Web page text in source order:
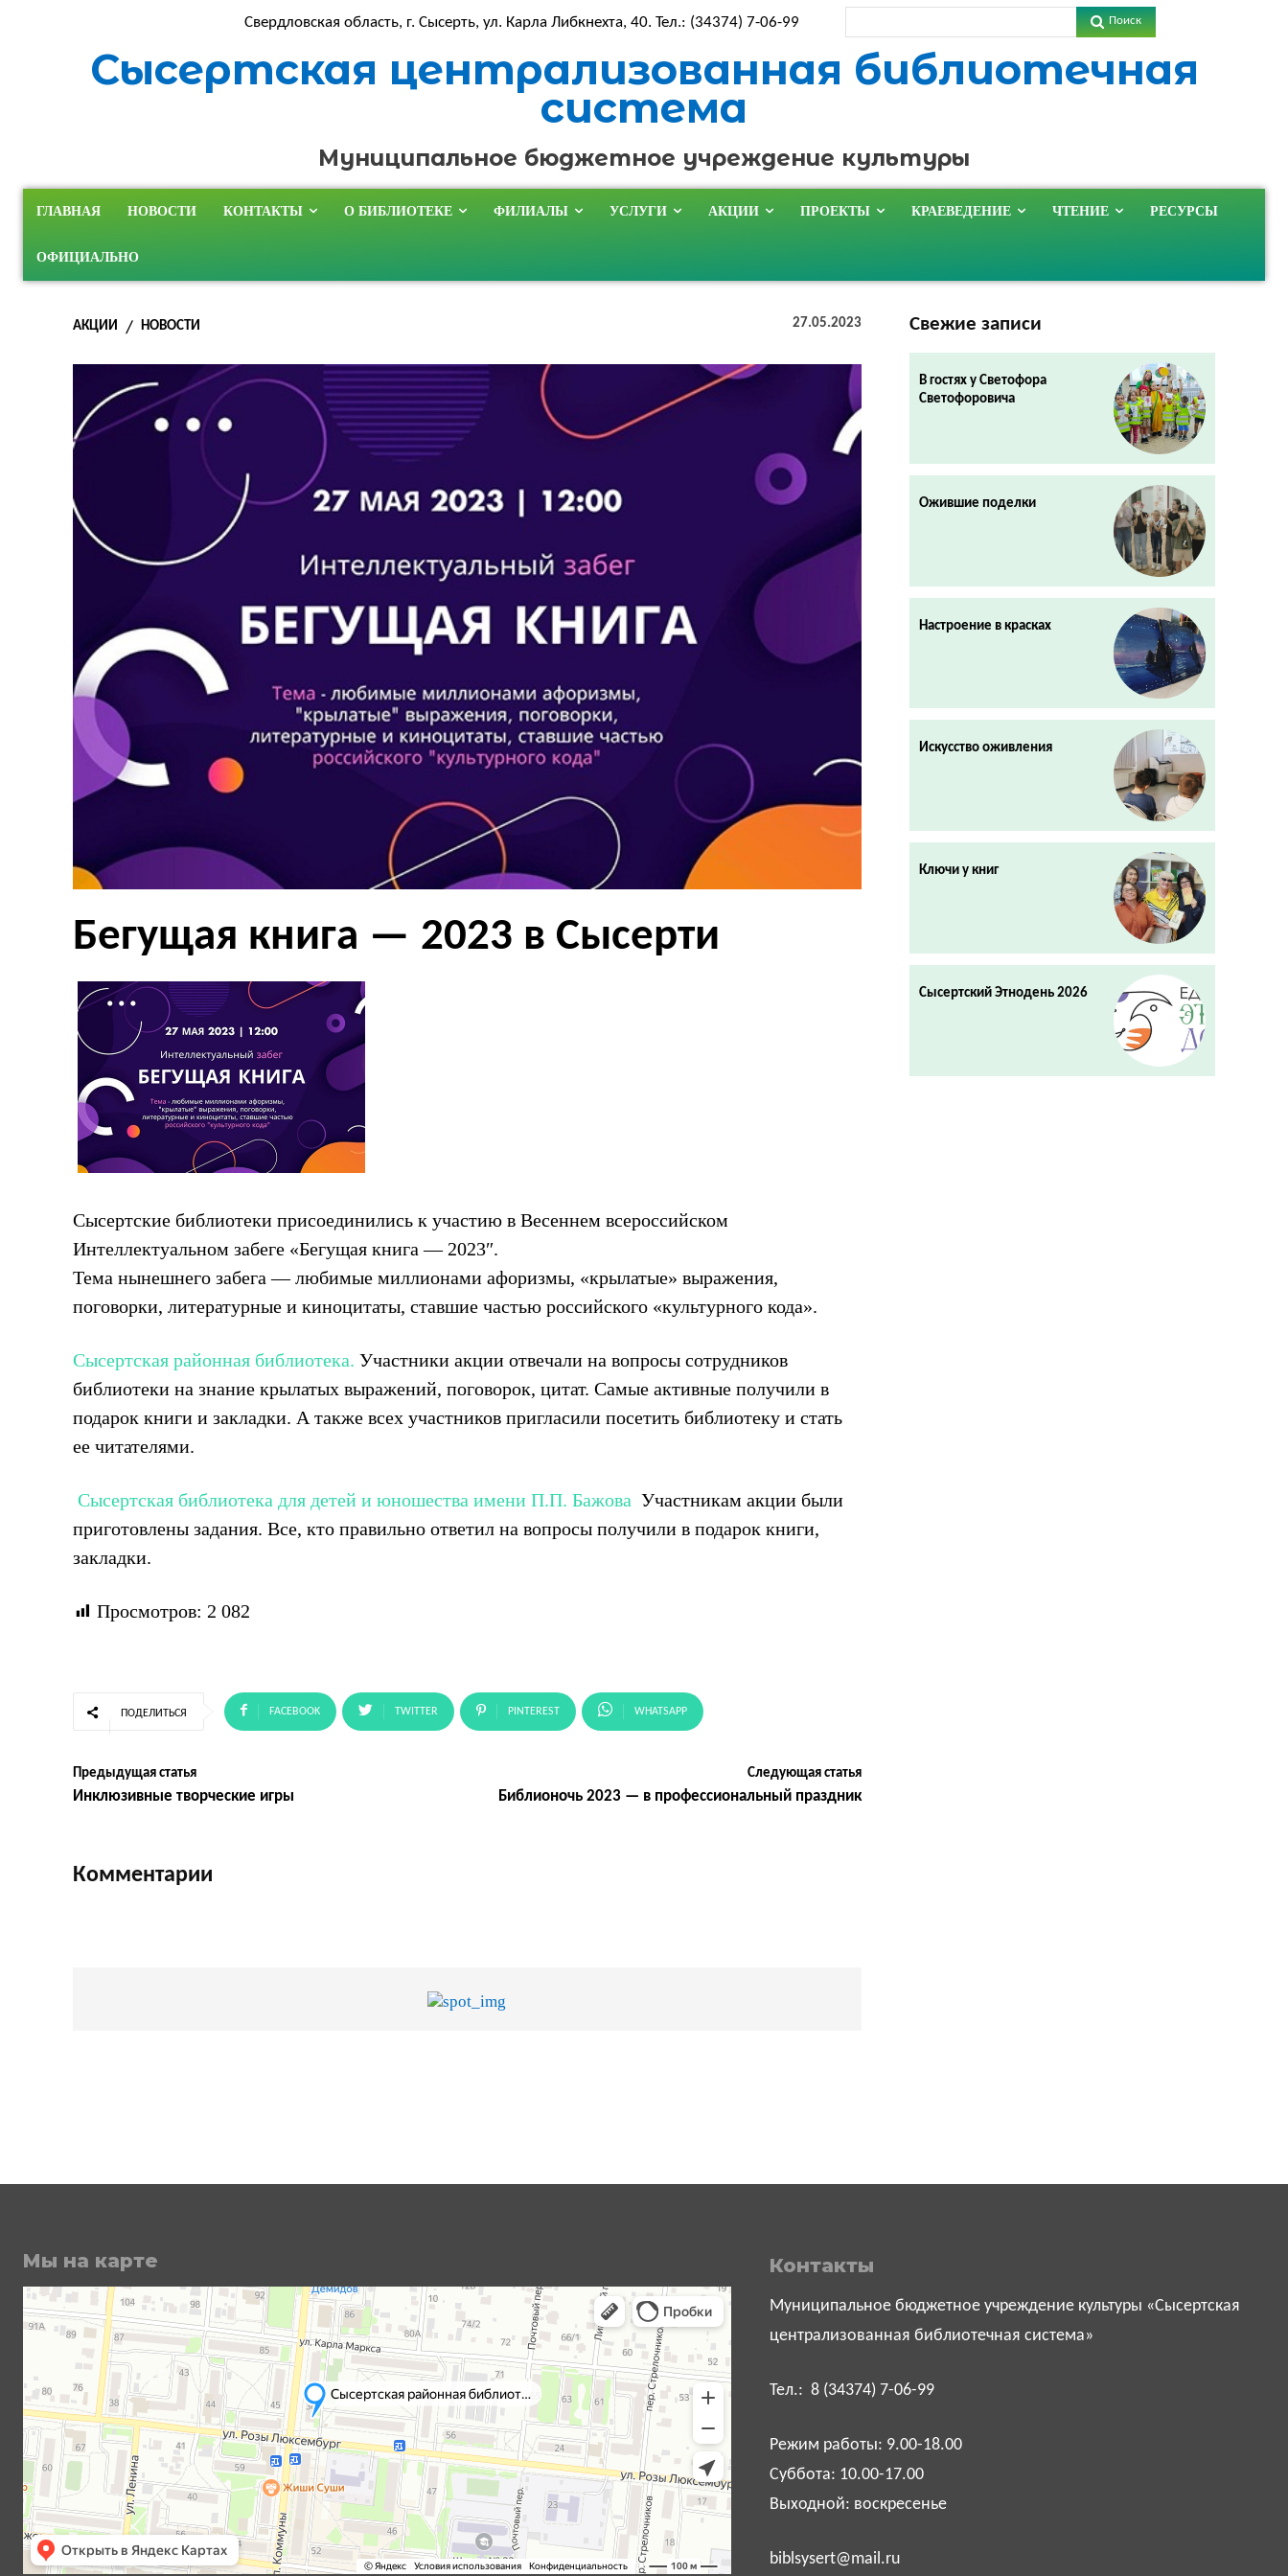
Свердловская область, г. Сысерть, ул. Карла Либкнехта, 40. Тел.: (34374) 7-06-99 Поиск
Сысертская централизованная библиотечная
система
Муниципальное бюджетное учреждение культуры
ГЛАВНАЯ НОВОСТИ КОНТАКТЫ О БИБЛИОТЕКЕ ФИЛИАЛЫ УСЛУГИ АКЦИИ ПРОЕКТЫ КРАЕВЕДЕНИЕ ЧТЕНИЕ РЕСУРСЫ
ОФИЦИАЛЬНО
АКЦИИ НОВОСТИ 27.05.2023
Бегущая книга — 2023 в Сысерти
Сысертские библиотеки присоединились к участию в Весеннем всероссийском
Интеллектуальном забеге «Бегущая книга — 2023″.
Тема нынешнего забега — любимые миллионами афоризмы, «крылатые» выражения,
поговорки, литературные и киноцитаты, ставшие частью российского «культурного кода».
Сысертская районная библиотека. Участники акции отвечали на вопросы сотрудников
библиотеки на знание крылатых выражений, поговорок, цитат. Самые активные получили в
подарок книги и закладки. А также всех участников пригласили посетить библиотеку и стать
ее читателями.
Сысертская библиотека для детей и юношества имени П.П. Бажова Участникам акции были
приготовлены задания. Все, кто правильно ответил на вопросы получили в подарок книги,
закладки.
Просмотров: 2 082
ПОДЕЛИТЬСЯ FACEBOOK TWITTER PINTEREST WHATSAPP
Предыдущая статья
Инклюзивные творческие игры
Следующая статья
Библионочь 2023 — в профессиональный праздник
Комментарии
Свежие записи
В гостях у Светофора
Светофоровича
Ожившие поделки
Настроение в красках
Искусство оживления
Ключи у книг
Сысертский Этнодень 2026
Мы на карте Контакты
Муниципальное бюджетное учреждение культуры «Сысертская
централизованная библиотечная система»
Тел.: 8 (34374) 7-06-99
Режим работы: 9.00-18.00
Суббота: 10.00-17.00
Выходной: воскресенье
biblsysert@mail.ru